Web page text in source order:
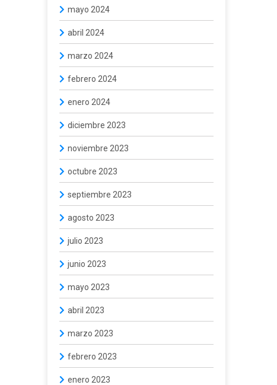
mayo 2024
abril 2024
marzo 2024
febrero 2024
enero 2024
diciembre 2023
noviembre 2023
octubre 2023
septiembre 2023
agosto 2023
julio 2023
junio 2023
mayo 2023
abril 2023
marzo 2023
febrero 2023
enero 2023